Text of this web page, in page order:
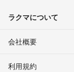
ラクマについて
会社概要
利用規約